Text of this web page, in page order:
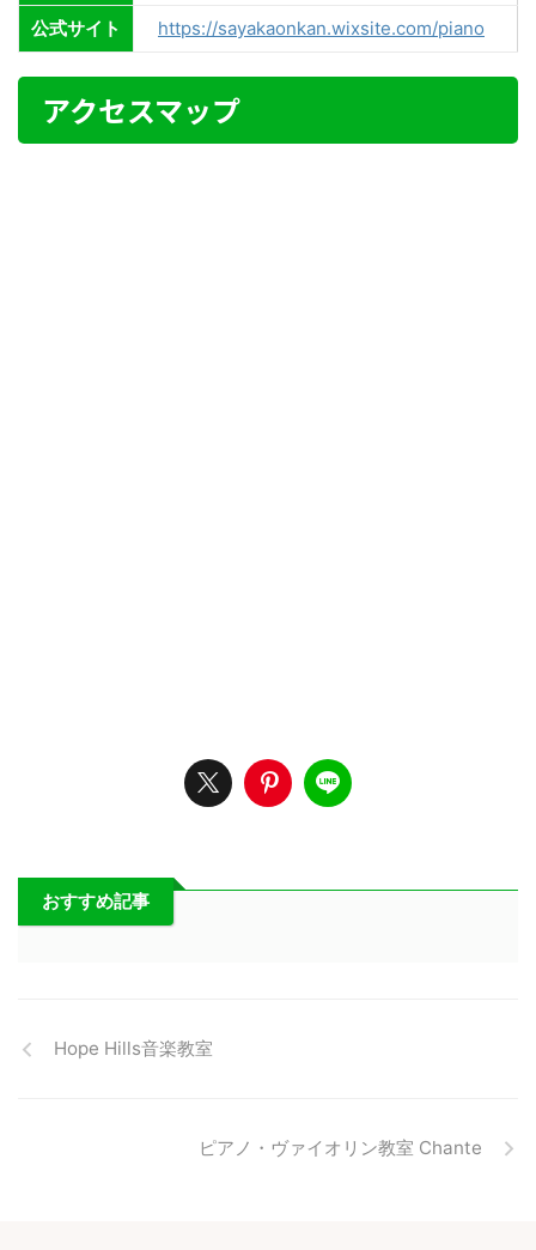
公式サイト https://sayakaonkan.wixsite.com/piano
アクセスマップ
おすすめ記事
Hope Hills音楽教室
ピアノ・ヴァイオリン教室 Chante